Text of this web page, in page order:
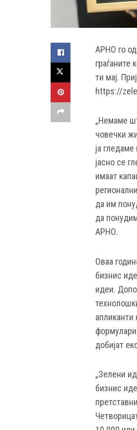
АРНО го
граѓаните
ти мај.
https://
„Немаме
човечки
ја
јасно се
имаат
да им
да
АРНО.
Оваа
бизнис
идеи.
добијат
„Зелени
бизнис